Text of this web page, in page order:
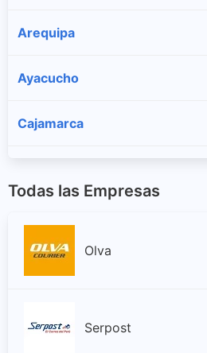
Arequipa
Ayacucho
Cajamarca
Huánuco
Todas las Empresas
Olva
Serpost